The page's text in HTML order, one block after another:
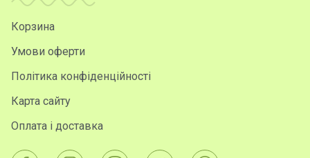
Корзина
Умови оферти
Політика конфіденційності
Карта сайту
Оплата і доставка